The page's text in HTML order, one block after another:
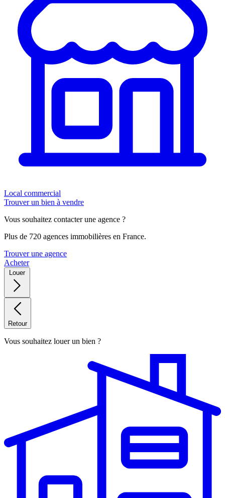
Local commercial
Trouver un bien à vendre
Vous souhaitez contacter une agence ?
Plus de 720 agences immobilières en France.
Trouver une agence
Acheter
Louer
Retour
Vous souhaitez louer un bien ?